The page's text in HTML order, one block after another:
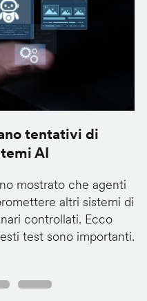
tentativi di
AI
mostrato che agenti
altri sistemi di
controllati. Ecco
test sono importanti.